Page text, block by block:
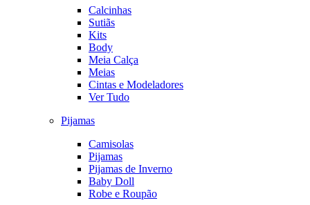
Calcinhas
Sutiãs
Kits
Body
Meia Calça
Meias
Cintas e Modeladores
Ver Tudo
Pijamas
Camisolas
Pijamas
Pijamas de Inverno
Baby Doll
Robe e Roupão